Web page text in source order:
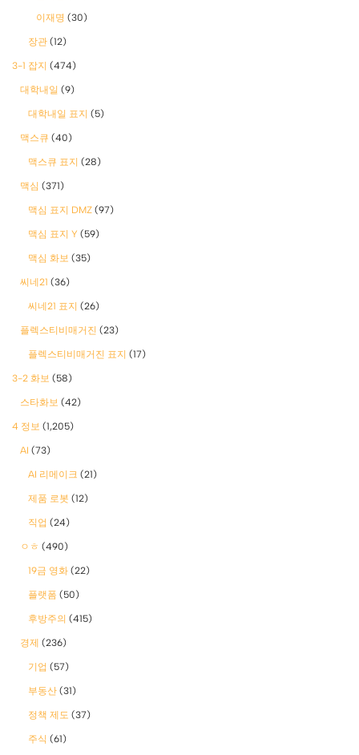
이재명 (30)
장관 (12)
3-1 잡지 (474)
대학내일 (9)
대학내일 표지 (5)
맥스큐 (40)
맥스큐 표지 (28)
맥심 (371)
맥심 표지 DMZ (97)
맥심 표지 Y (59)
맥심 화보 (35)
씨네21 (36)
씨네21 표지 (26)
플렉스티비매거진 (23)
플렉스티비매거진 표지 (17)
3-2 화보 (58)
스타화보 (42)
4 정보 (1,205)
AI (73)
AI 리메이크 (21)
제품 로봇 (12)
직업 (24)
ㅇㅎ (490)
19금 영화 (22)
플랫폼 (50)
후방주의 (415)
경제 (236)
기업 (57)
부동산 (31)
정책 제도 (37)
주식 (61)